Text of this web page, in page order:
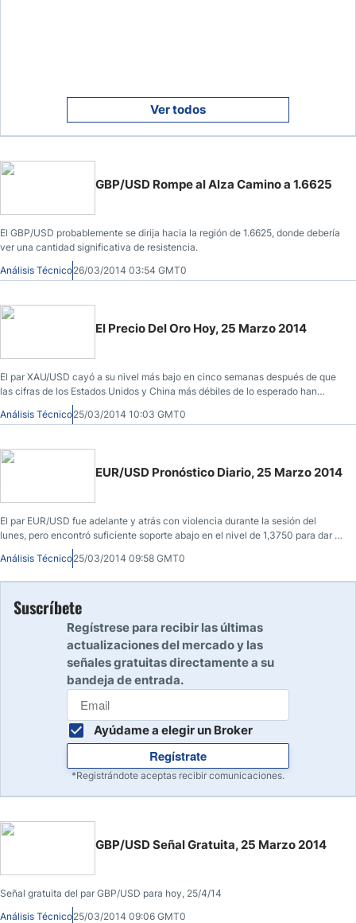
Ver todos
GBP/USD Rompe al Alza Camino a 1.6625
El GBP/USD probablemente se dirija hacia la región de 1.6625, donde debería
ver una cantidad significativa de resistencia.
Análisis Técnico26/03/2014 03:54 GMT0
El Precio Del Oro Hoy, 25 Marzo 2014
El par XAU/USD cayó a su nivel más bajo en cinco semanas después de que
las cifras de los Estados Unidos y China más débiles de lo esperado han
generado preocupaciones sobre la economía global.
Análisis Técnico25/03/2014 10:03 GMT0
EUR/USD Pronóstico Diario, 25 Marzo 2014
El par EUR/USD fue adelante y atrás con violencia durante la sesión del
lunes, pero encontró suficiente soporte abajo en el nivel de 1,3750 para dar la
vuelta a las cosas y saltar más arriba.
Análisis Técnico25/03/2014 09:58 GMT0
Suscríbete
Regístrese para recibir las últimas
actualizaciones del mercado y las
señales gratuitas directamente a su
bandeja de entrada.
Ayúdame a elegir un Broker
Regístrate
*Registrándote aceptas recibir comunicaciones.
GBP/USD Señal Gratuita, 25 Marzo 2014
Señal gratuita del par GBP/USD para hoy, 25/4/14
Análisis Técnico25/03/2014 09:06 GMT0